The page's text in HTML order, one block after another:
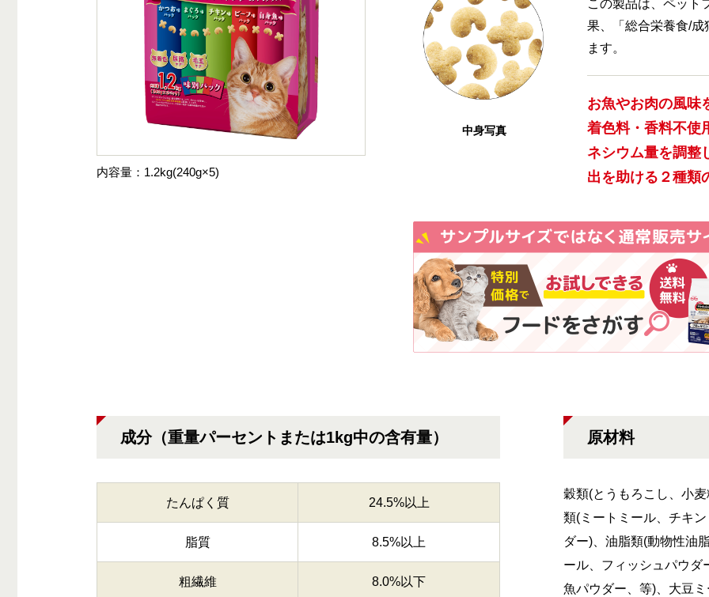
内容量 1.2kg(240g×5)
中身写真
この製品は、ペット
果、「総合栄養食/
ます。
お魚やお肉の風味
着色料・香料不使
ネシウム量を調整
出を助ける２種類
成分（重量パーセントまたは1kg中の含有量）
たんぱく質 24.5%以上
脂質 8.5%以上
粗繊維 8.0%以下
原材料
穀類(とうもろこし、小
類(ミートミール、チキ
ダー)、油脂類(動物性油
ール、フィッシュパウダ
魚パウダー、等)、大豆